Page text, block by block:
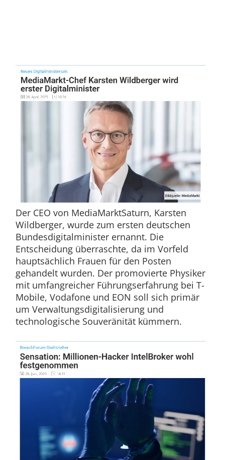
Der CEO von MediaMarktSaturn, Karsten
Wildberger, wurde zum ersten deutschen
Bundesdigitalminister ernannt. Die
Entscheidung überraschte, da im Vorfeld
hauptsächlich Frauen für den Posten
gehandelt wurden. Der promovierte Physiker
mit umfangreicher Führungserfahrung bei T-
Mobile, Vodafone und EON soll sich primär
um Verwaltungsdigitalisierung und
technologische Souveränität kümmern.